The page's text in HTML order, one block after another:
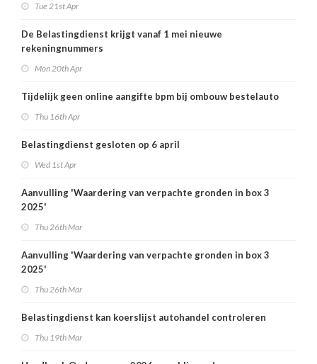
Tue 21st Apr
De Belastingdienst krijgt vanaf 1 mei nieuwe
rekeningnummers
Mon 20th Apr
Tijdelijk geen online aangifte bpm bij ombouw bestelauto
Thu 16th Apr
Belastingdienst gesloten op 6 april
Wed 1st Apr
Aanvulling 'Waardering van verpachte gronden in box 3
2025'
Thu 26th Mar
Aanvulling 'Waardering van verpachte gronden in box 3
2025'
Thu 26th Mar
Belastingdienst kan koerslijst autohandel controleren
Thu 19th Mar